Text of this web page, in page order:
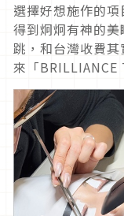
選擇好想施作的
得到炯炯有神的
跳，和台灣收費
來「BRILLIANCE